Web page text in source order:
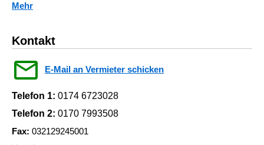
Mehr
Kontakt
E-Mail an Vermieter schicken
Telefon 1: 0174 6723028
Telefon 2: 0170 7993508
Fax: 032129245001